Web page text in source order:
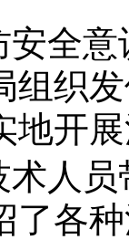
安全
组织
地开
术人
了各